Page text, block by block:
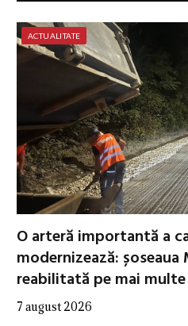
ACTUALITATE
O arteră importantă a
modernizează:
reabilitată pe mai
7 august 2026